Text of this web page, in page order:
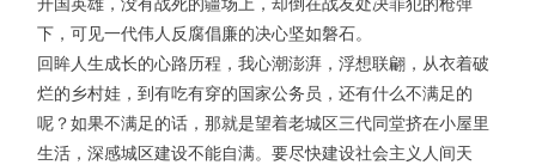
开国英雄，没有战死的疆场上，却倒在战友处决罪犯的枪弹
下，可见一代伟人反腐倡廉的决心坚如磐石。
回眸人生成长的心路历程，我心潮澎湃，浮想联翩，从衣着破
烂的乡村娃，到有吃有穿的国家公务员，还有什么不满足的
呢？如果不满足的话，那就是望着老城区三代同堂挤在小屋里
生活，深感城区建设不能自满。要尽快建设社会主义人间天